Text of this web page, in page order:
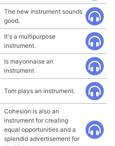
The new instrument sounds
good.
It's a multipurpose
instrument.
Is mayonnaise an
instrument
Tom plays an instrument.
Cohesion is also an
instrument for creating
equal opportunities and a
splendid advertisement for